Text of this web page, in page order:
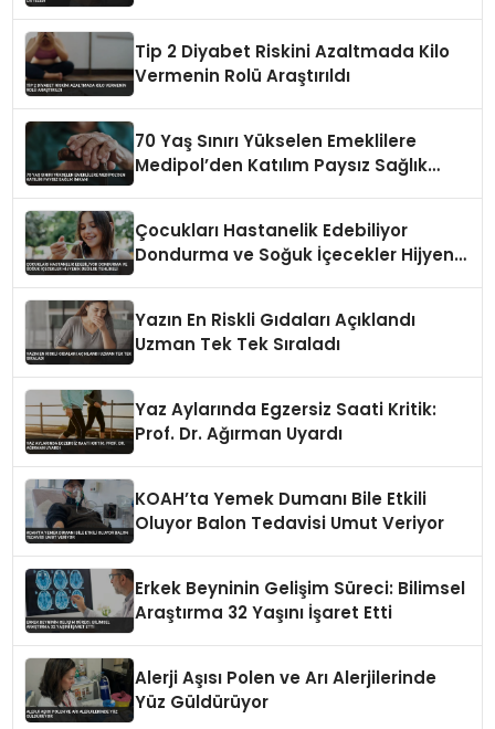
Tip 2 Diyabet Riskini Azaltmada Kilo
Vermenin Rolü Araştırıldı
70 Yaş Sınırı Yükselen Emeklilere
Medipol’den Katılım Paysız Sağlık
Çocukları Hastanelik Edebiliyor
Dondurma ve Soğuk İçecekler Hijyenik
Yazın En Riskli Gıdaları Açıklandı
Uzman Tek Tek Sıraladı
Yaz Aylarında Egzersiz Saati Kritik:
Prof. Dr. Ağırman Uyardı
KOAH’ta Yemek Dumanı Bile Etkili
Oluyor Balon Tedavisi Umut Veriyor
Erkek Beyninin Gelişim Süreci: Bilimsel
Araştırma 32 Yaşını İşaret Etti
Alerji Aşısı Polen ve Arı Alerjilerinde
Yüz Güldürüyor